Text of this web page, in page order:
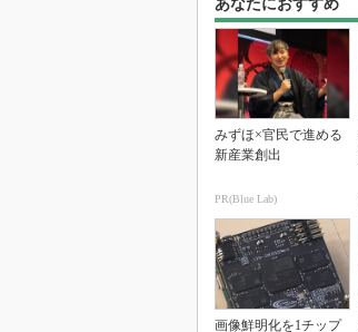
あなたにおすすめ
みずほ×官民で進める
新産業創出
PR(Blue Lab)
画像鮮明化を1チップ